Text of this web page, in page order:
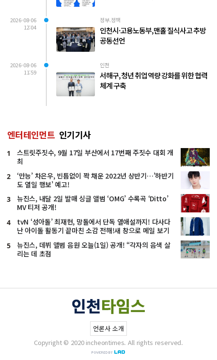
2026-08-06
12:04
정부.정책
인천시·고용노동부, 맨홀 질식사고 추방
공동선언
2026-08-06
11:59
인천
서해구, 청년 취업 역량 강화를 위한 협력
체계 구축
엔터테인먼트 인기기사
1
스트릿주짓수, 9월 17일 부산에서 17번째 주짓수 대회 개
최
2
‘만능’ 차은우, 빈틈없이 꽉 채운 2022년 상반기…’하반기
도 열일 행보’ 예고!
3
뉴진스, 내달 2일 발매 싱글 앨범 ‘OMG’ 수록곡 ‘Ditto’
MV 티저 공개!
4
tvN ‘성아돌’ 최재현, 망돌에서 단독 열애설까지! 다사다
난 아이돌 활동기 끝마친 소감 전해!새 창으로 메일 보기
5
뉴진스, 데뷔 앨범 음원 오늘(1일) 공개! “각자의 음색 살
리는 데 초점
언론사 소개
Copyright © 2020 incheontimes. All rights reserved.